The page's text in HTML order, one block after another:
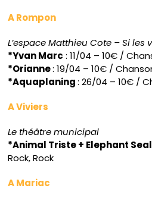
A Rompon
L’espace Matthieu Cote – Si
*Yvan Marc : 11/04 – 10€ /
*Orianne: 19/04 – 10€ /
*Aquaplaning: 26/04 – 10€ /
A Viviers
Le théâtre municipal
*Animal Triste + Elephant Seal
Rock, Rock
A Mariac